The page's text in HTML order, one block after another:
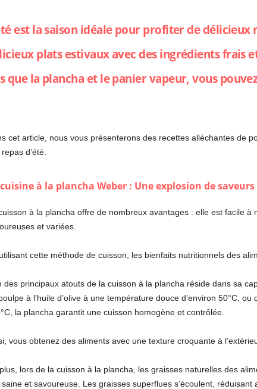
est la saison idéale pour profiter de
plats estivaux avec des ingrédients frais
que la plancha et le panier vapeur, vous
cet article, nous vous présenterons des recettes alléchantes de
d’été.
à la plancha Weber : Une explosion de
à la plancha offre de nombreux avantages : elle est facile
et variées.
cette méthode de cuisson, les bienfaits nutritionnels des
des principaux atouts de la cuisson à la plancha réside dans sa
à l’huile d’olive à une température douce d’environ 50°C,
la plancha garantit une cuisson homogène et contrôlée.
vous obtenez des aliments avec une texture croquante à
lors de la cuisson à la plancha, les graisses naturelles des
et savoureuse. Les graisses superflues s’écoulent,